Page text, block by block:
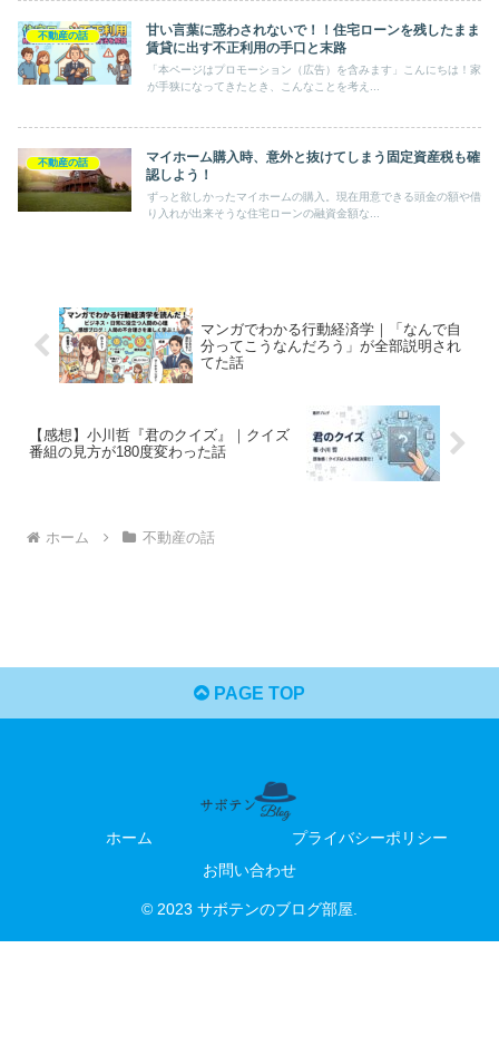
不動産の話
甘い言葉に惑わされないで！！住宅ローンを残したまま
賃貸に出す不正利用の手口と末路
「本ページはプロモーション（広告）を含みます」こんにちは！家
が手狭になってきたとき、こんなことを考え...
不動産の話
マイホーム購入時、意外と抜けてしまう固定資産税も確
認しよう！
ずっと欲しかったマイホームの購入。現在用意できる頭金の額や借
り入れが出来そうな住宅ローンの融資金額な...
マンガでわかる行動経済学｜「なんで自
分ってこうなんだろう」が全部説明され
てた話
【感想】小川哲『君のクイズ』｜クイズ
番組の見方が180度変わった話
ホーム 不動産の話
PAGE TOP
ホーム
プライバシーポリシー
お問い合わせ
© 2023 サボテンのブログ部屋.